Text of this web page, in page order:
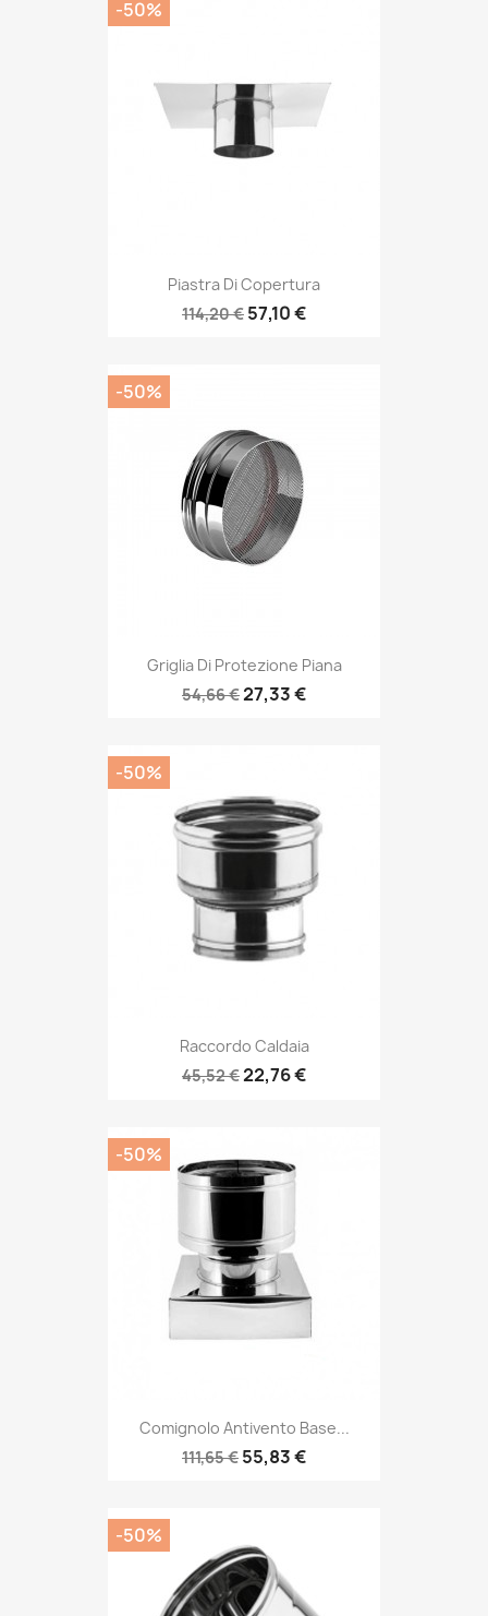
Piastra Di Copertura
114,20 € 57,10 €
-50%
Griglia Di Protezione Piana
54,66 €27,33 €
-50%
Raccordo Caldaia
45,52 €22,76 €
-50%
Comignolo Antivento Base...
111,65 € 55,83 €
-50%
-50%